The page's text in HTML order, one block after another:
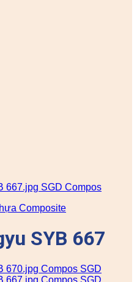
Composite
SYB 667